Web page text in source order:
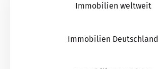
Immobilien weltweit
Immobilien Deutschland